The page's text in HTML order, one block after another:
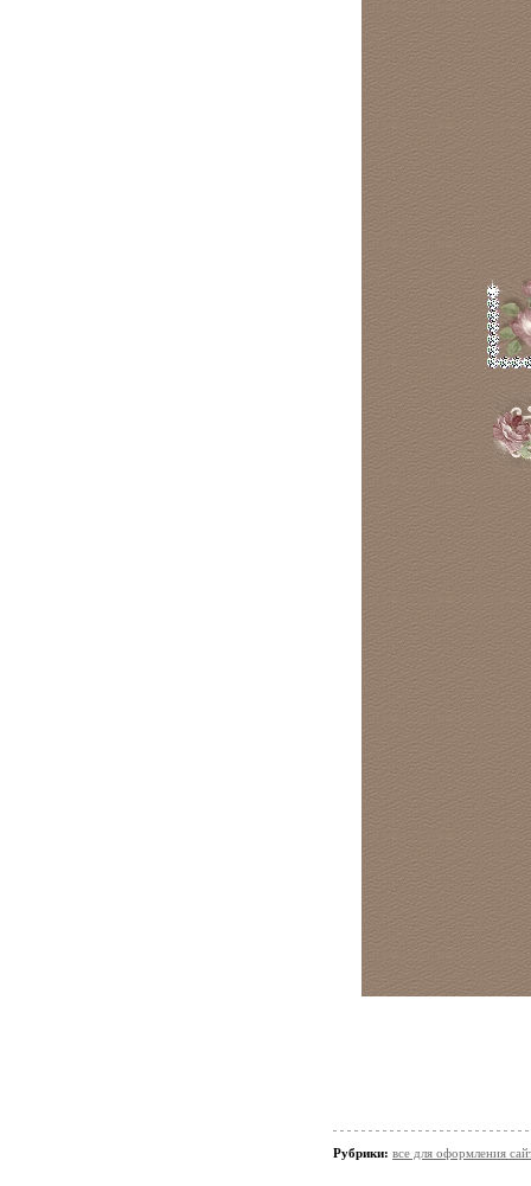
Рубрики: все для оформления